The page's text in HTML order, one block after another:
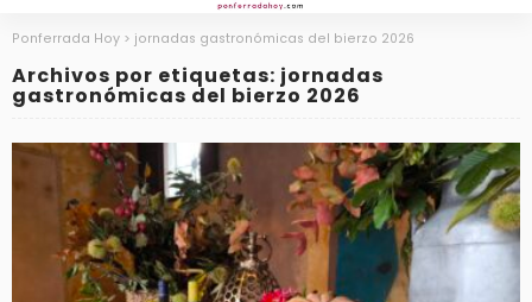
Ponferrada Hoy > jornadas gastronómicas del bierzo 2026
Archivos por etiquetas: jornadas
gastronómicas del bierzo 2026